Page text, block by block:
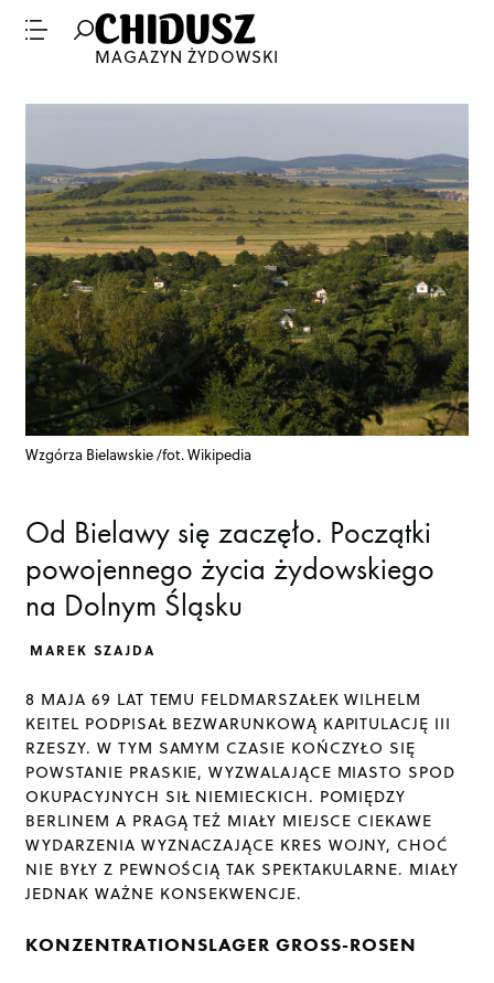
MAGAZYN ŻYDOWSKI
Wzgórza Bielawskie /fot. Wikipedia
Od Bielawy się zaczęło. Początki
powojennego życia żydowskiego
na Dolnym Śląsku
MAREK SZAJDA
8 MAJA 69 LAT TEMU FELDMARSZAŁEK WILHELM
KEITEL PODPISAŁ BEZWARUNKOWĄ KAPITULACJĘ III
RZESZY. W TYM SAMYM CZASIE KOŃCZYŁO SIĘ
POWSTANIE PRASKIE, WYZWALAJĄCE MIASTO SPOD
OKUPACYJNYCH SIŁ NIEMIECKICH. POMIĘDZY
BERLINEM A PRAGĄ TEŻ MIAŁY MIEJSCE CIEKAWE
WYDARZENIA WYZNACZAJĄCE KRES WOJNY, CHOĆ
NIE BYŁY Z PEWNOŚCIĄ TAK SPEKTAKULARNE. MIAŁY
JEDNAK WAŻNE KONSEKWENCJE.
KONZENTRATIONSLAGER GROSS-ROSEN